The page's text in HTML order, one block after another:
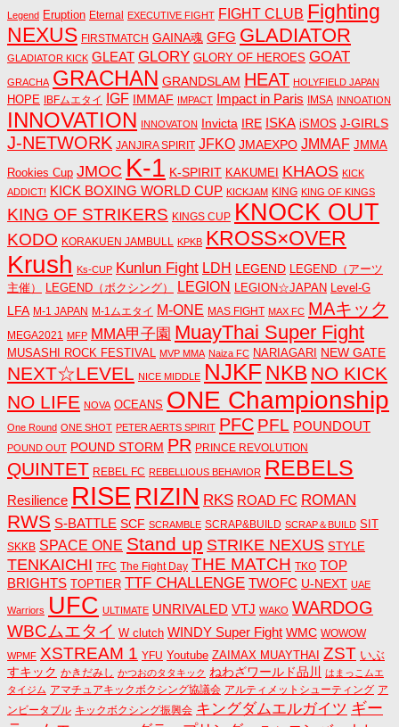
Legend Eruption Eternal EXECUTIVE FIGHT FIGHT CLUB Fighting
NEXUS FIRSTMATCH GAINA魂 GFG GLADIATOR
GLADIATOR KICK GLEAT GLORY GLORY OF HEROES GOAT
GRACHA GRACHAN GRANDSLAM HEAT HOLYFIELD JAPAN
HOPE IBFムエタイ IGF IMMAF IMPACT Impact in Paris IMSA INNOATION
INNOVATION INNOVATON Invicta IRE ISKA iSMOS J-GIRLS
J-NETWORK JANJIRA SPIRIT JFKO JMAEXPO JMMAF JMMA
Rookies Cup JMOC K-1 K-SPIRIT KAKUMEI KHAOS KICK
ADDICT! KICK BOXING WORLD CUP KICKJAM KING KING OF KINGS
KING OF STRIKERS KINGS CUP KNOCK OUT
KODO KORAKUEN JAMBULL KPKB KROSS×OVER
Krush Ks-CUP Kunlun Fight LDH LEGEND LEGEND（アーツ
主催）
LEGEND（ボクシング） LEGION LEGION☆JAPAN Level-G
LFA M-1 JAPAN M-1ムエタイ M-ONE MAS FIGHT MAX FC MAキック
MEGA2021 MFP MMA甲子園 MuayThai Super Fight
MUSASHI ROCK FESTIVAL MVP MMA Naiza FC NARIAGARI NEW GATE
NEXT☆LEVEL NICE MIDDLE NJKF NKB NO KICK
NO LIFE NOVA OCEANS ONE Championship
One Round ONE SHOT PETER AERTS SPIRIT PFC PFL POUNDOUT
POUND OUT POUND STORM PR PRINCE REVOLUTION
QUINTET REBEL FC REBELLIOUS BEHAVIOR REBELS
Resilience RISE RIZIN RKS ROAD FC ROMAN
RWS S-BATTLE SCF SCRAMBLE SCRAP&BUILD SCRAP＆BUILD SIT
SKKB SPACE ONE Stand up STRIKE NEXUS STYLE
TENKAICHI TFC The Fight Day THE MATCH TKO TOP
BRIGHTS TOPTIER TTF CHALLENGE TWOFC U-NEXT UAE
Warriors UFC ULTIMATE UNRIVALED VTJ WAKO WARDOG
WBCムエタイ W clutch WINDY Super Fight WMC WOWOW
WPMF XSTREAM 1 YFU Youtube ZAIMAX MUAYTHAI ZST いぶ
すキック かきだみし かつおのタタキック ねわざワールド品川
はまっこムエ
タイジム アマチュアキックボクシング協議会 アルティメットシューティング ア
ンビータブル キックボクシング振興会 キングダムエルガイツ ギー